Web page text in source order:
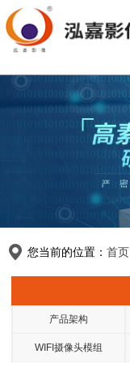
您当前的位置： 首页
产品架构
WIFI摄像头模组